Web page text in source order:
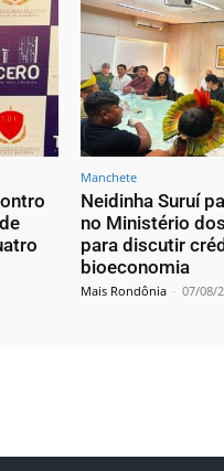
Manchete
Neidinha Suruí
no Ministério
para discutir
bioeconomia
Mais Rondônia - 07/08/